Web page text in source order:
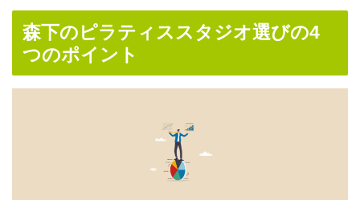
森下のピラティススタジオ選びの4
つのポイント